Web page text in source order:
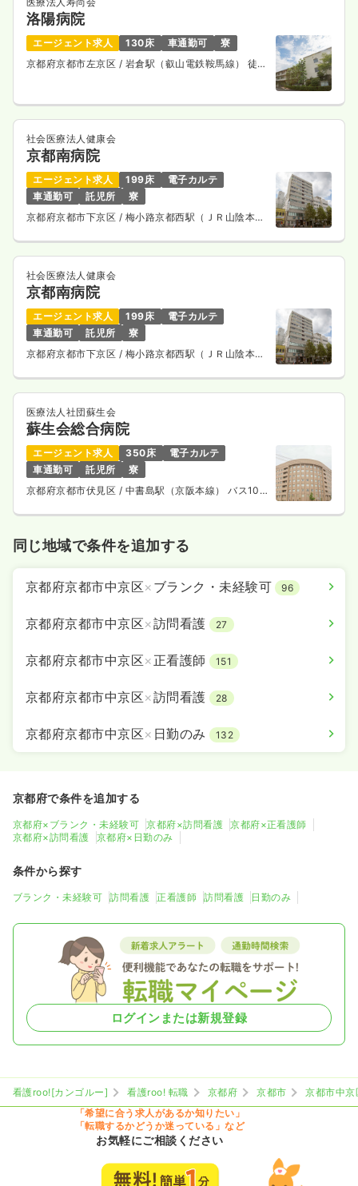
洛陽病院
エージェント求人 130床 車通勤可
寮
京都府京都市左京区 / 岩倉駅（叡山電鉄鞍馬線） 徒歩
社会医療法人健康会
京都南病院
エージェント求人 199床
電子カルテ
車通勤可
託児所
寮
京都府京都市下京区 / 梅小路京都西駅（ＪＲ山陰本
社会医療法人健康会
京都南病院
エージェント求人 199床
電子カルテ
車通勤可
託児所
寮
京都府京都市下京区 / 梅小路京都西駅（ＪＲ山陰本
医療法人社団蘇生会
蘇生会総合病院
エージェント求人 350床
電子カルテ
車通勤可
託児所
寮
京都府京都市伏見区 / 中書島駅（京阪本線） バス10
同じ地域で条件を追加する
京都府京都市中京区× ブランク・未経験可 96
京都府京都市中京区×訪問看護 27
京都府京都市中京区× 正看護師 151
京都府京都市中京区×訪問看護 28
京都府京都市中京区× 日勤のみ 132
京都府で条件を追加する
京都府×ブランク・未経験可 京都府×訪問看護
京都府×正看護師
京都府×訪問看護
京都府×日勤のみ
条件から探す
ブランク・未経験可 訪問看護 正看護師 訪問看護 日勤のみ
ログインまたは新規登録
看護roo![カンゴルー] 看護roo! 転職 京都府 京都市
京都市中京
「希望に合う求人があるか知りたい」
「転職するかどうか迷っている」など
お気軽にご相談ください